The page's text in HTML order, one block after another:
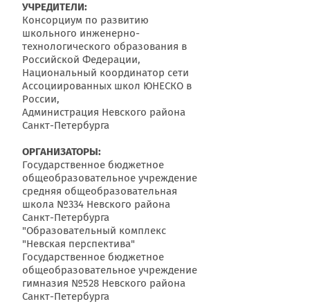
УЧРЕДИТЕЛИ:
Консорциум по развитию
школьного инженерно-
технологического образования в
Российской Федерации,
Национальный координатор сети
Ассоциированных школ ЮНЕСКО в
России,
Администрация Невского района
Санкт-Петербурга
ОРГАНИЗАТОРЫ:
Государственное бюджетное
общеобразовательное учреждение
средняя общеобразовательная
школа №334 Невского района
Санкт-Петербурга
"Образовательный комплекс
"Невская перспектива"
Государственное бюджетное
общеобразовательное учреждение
гимназия №528 Невского района
Санкт-Петербурга